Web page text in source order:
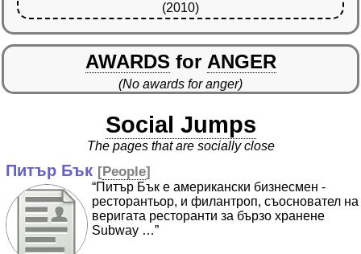
(2010)
AWARDS for ANGER
(No awards for anger)
Social Jumps
The pages that are socially close
Питър Бък [People]
“Питър Бък е американски бизнесмен -
ресторантьор, и филантроп, съосновател на
веригата ресторанти за бързо хранене
Subway …”